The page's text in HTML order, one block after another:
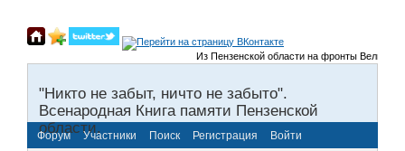
Из Пензенской области на фронты Великой
"Никто не забыт, ничто не забыто".
Всенародная Книга памяти Пензенской
области.
Форум Участники Поиск Регистрация Войти